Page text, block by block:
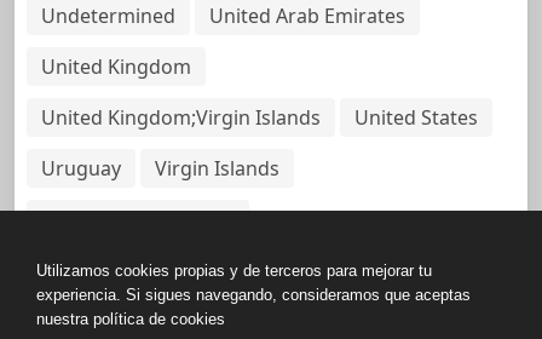
Undetermined
United Arab Emirates
United Kingdom
United Kingdom;Virgin Islands
United States
Uruguay
Virgin Islands
Virgin Islands, British
Utilizamos cookies propias y de terceros para mejorar tu
experiencia. Si sigues navegando, consideramos que aceptas
nuestra política de cookies